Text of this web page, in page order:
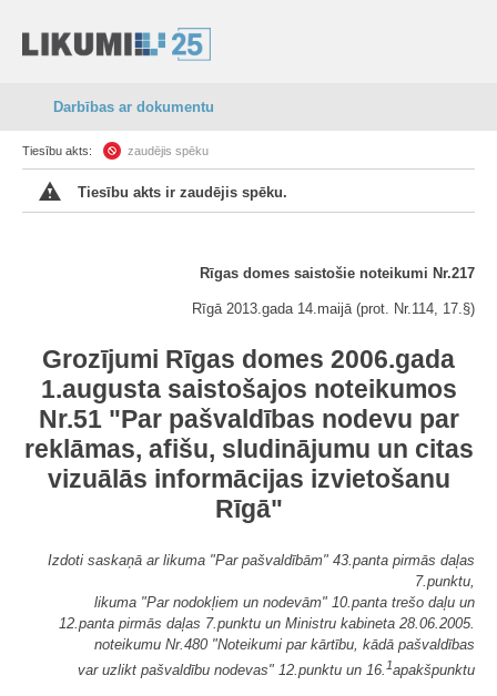
Darbības ar dokumentu
Tiesību akts: zaudējis spēku
Tiesību akts ir zaudējis spēku.
Rīgas domes saistošie noteikumi Nr.217
Rīgā 2013.gada 14.maijā (prot. Nr.114, 17.§)
Grozījumi Rīgas domes 2006.gada
1.augusta saistošajos noteikumos
Nr.51 "Par pašvaldības nodevu par
reklāmas, afišu, sludinājumu un citas
vizuālās informācijas izvietošanu
Rīgā"
Izdoti saskaņā ar likuma "Par pašvaldībām" 43.panta pirmās daļas
7.punktu,
likuma "Par nodokļiem un nodevām" 10.panta trešo daļu un
12.panta pirmās daļas 7.punktu un Ministru kabineta 28.06.2005.
noteikumu Nr.480 "Noteikumi par kārtību, kādā pašvaldības
var uzlikt pašvaldību nodevas" 12.punktu un 16. 1apakšpunktu